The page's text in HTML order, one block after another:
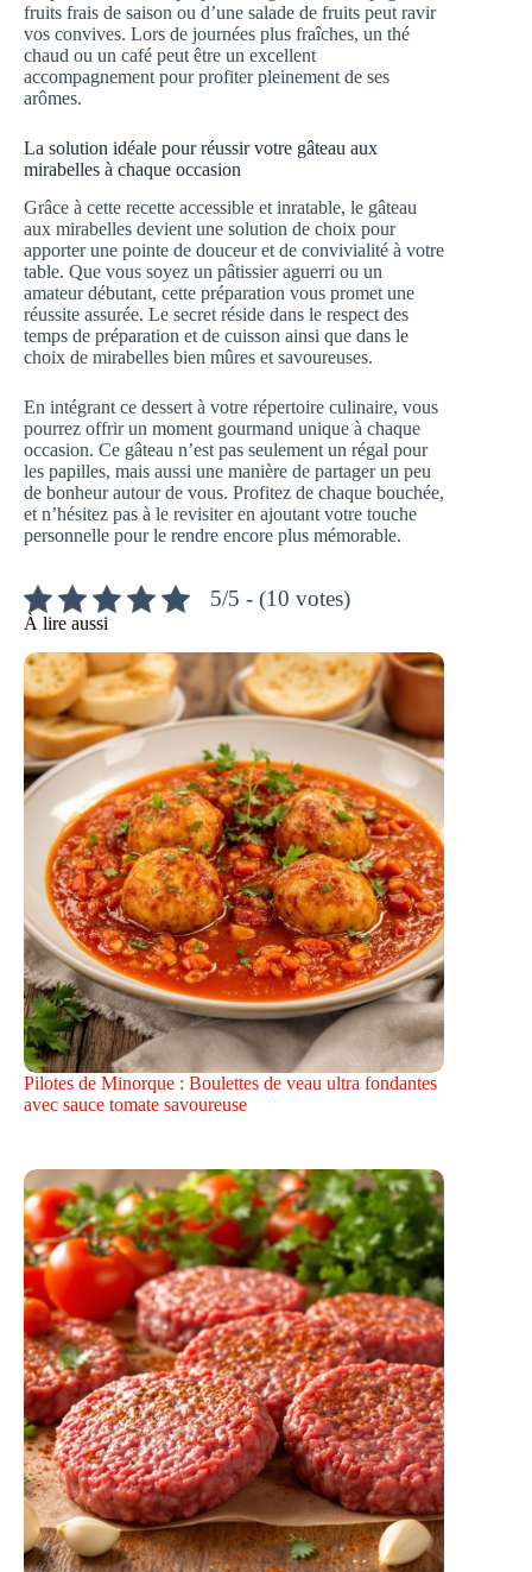
fruits frais de saison ou d’une salade de fruits peut ravir
vos convives. Lors de journées plus fraîches, un thé
chaud ou un café peut être un excellent
accompagnement pour profiter pleinement de ses
arômes.
La solution idéale pour réussir votre gâteau aux
mirabelles à chaque occasion
Grâce à cette recette accessible et inratable, le gâteau
aux mirabelles devient une solution de choix pour
apporter une pointe de douceur et de convivialité à votre
table. Que vous soyez un pâtissier aguerri ou un
amateur débutant, cette préparation vous promet une
réussite assurée. Le secret réside dans le respect des
temps de préparation et de cuisson ainsi que dans le
choix de mirabelles bien mûres et savoureuses.
En intégrant ce dessert à votre répertoire culinaire, vous
pourrez offrir un moment gourmand unique à chaque
occasion. Ce gâteau n’est pas seulement un régal pour
les papilles, mais aussi une manière de partager un peu
de bonheur autour de vous. Profitez de chaque bouchée,
et n’hésitez pas à le revisiter en ajoutant votre touche
personnelle pour le rendre encore plus mémorable.
5/5 - (10 votes)
À lire aussi
Pilotes de Minorque : Boulettes de veau ultra fondantes
avec sauce tomate savoureuse